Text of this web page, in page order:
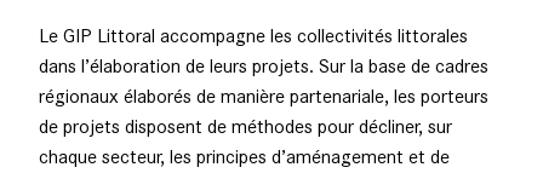
Le GIP Littoral accompagne les collectivités littorales
dans l’élaboration de leurs projets. Sur la base de cadres
régionaux élaborés de manière partenariale, les porteurs
de projets disposent de méthodes pour décliner, sur
chaque secteur, les principes d’aménagement et de